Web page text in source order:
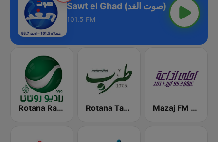
Sawt el Ghad (صوت الغد)
101.5 FM
Rotana Radio (راديو روتانا) Rotana Tarab Jordan ( راديو روتانا طرب الاردن) Mazaj FM (مزاج إف إم)